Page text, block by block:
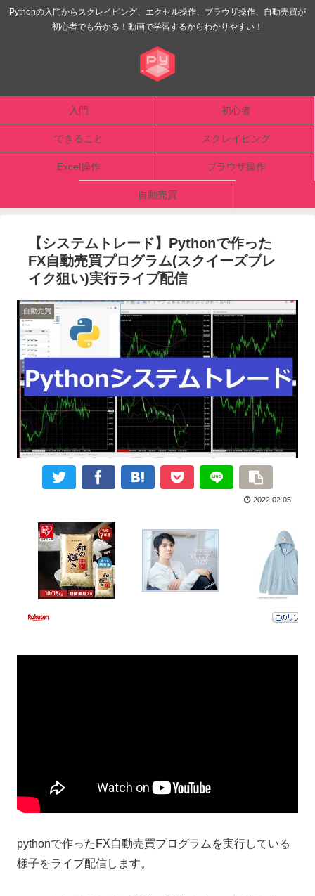
Pythonの入門からスクレイピング、エクセル操作、ブラウザ操作、自動売買が
初心者でも分かる！動画で学習するからわかりやすい！
入門 初心者
できること スクレイピング
Excel操作 ブラウザ操作
自動売買
【システムトレード】Pythonで作った
FX自動売買プログラム(スクイーズブレ
イク狙い)実行ライブ配信
自動売買
2022.02.05
pythonで作ったFX自動売買プログラムを実行している
様子をライブ配信します。